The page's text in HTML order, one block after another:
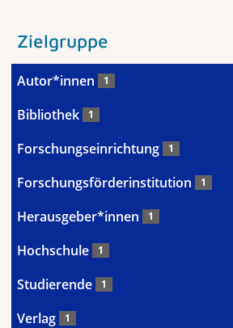
Zielgruppe
Autor*innen 1
Bibliothek 1
Forschungseinrichtung 1
Forschungsförderinstitution 1
Herausgeber*innen 1
Hochschule 1
Studierende 1
Verlag 1